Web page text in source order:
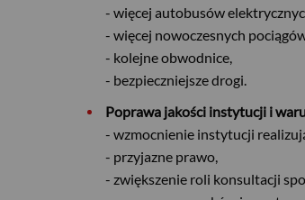
- więcej autobusów
- więcej nowoczesnych
- kolejne obwodnice,
- bezpieczniejsze drogi.
Poprawa jakości instytucji i
- wzmocnienie instytucji
- przyjazne prawo,
- zwiększenie roli konsultacji